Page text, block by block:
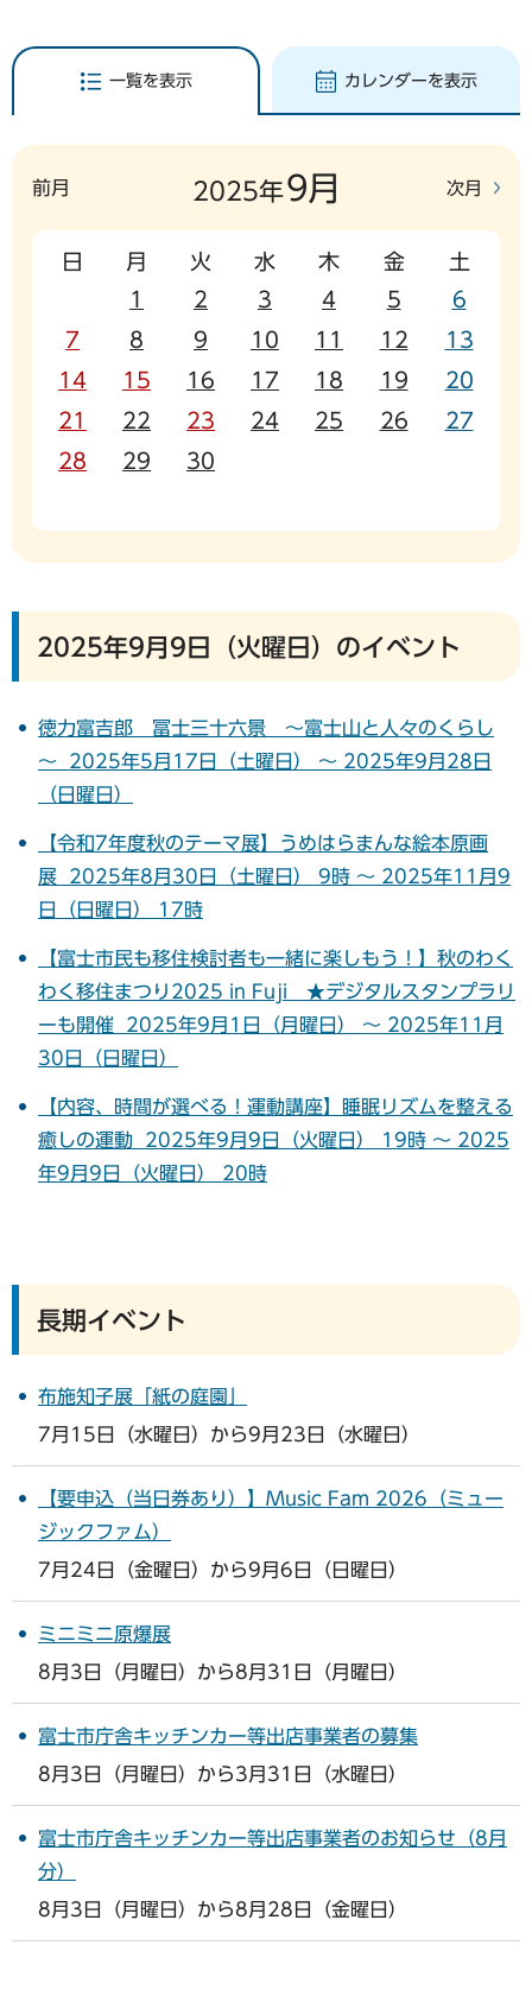
一覧を表示 カレンダーを表示
2025年9月
前月 次月
日 月 火 水 木 金
土
1
2 3 4 5
6
7
8 9 10 11 12
13
14
15 16 17 18 19
20
21
22 23 24 25 26
27
28
29 30
2025年9月9日（火曜日）のイベント
徳力富吉郎 冨士三十六景 ～富士山と人々のくらし
～ 2025年5月17日（土曜日） ～ 2025年9月28日
（日曜日）
【令和7年度秋のテーマ展】うめはらまんな絵本原画
展 2025年8月30日（土曜日） 9時 ～ 2025年11月9
日（日曜日） 17時
【富士市民も移住検討者も一緒に楽しもう！】秋のわく
わく移住まつり2025 in Fuji ★デジタルスタンプラリ
ーも開催 2025年9月1日（月曜日） ～ 2025年11月
30日（日曜日）
【内容、時間が選べる！運動講座】睡眠リズムを整える
癒しの運動 2025年9月9日（火曜日） 19時 ～ 2025
年9月9日（火曜日） 20時
長期イベント
布施知子展「紙の庭園」
7月15日（水曜日）から9月23日（水曜日）
【要申込（当日券あり）】Music Fam 2026（ミュー
ジックファム）
7月24日（金曜日）から9月6日（日曜日）
ミニミニ原爆展
8月3日（月曜日）から8月31日（月曜日）
富士市庁舎キッチンカー等出店事業者の募集
8月3日（月曜日）から3月31日（水曜日）
富士市庁舎キッチンカー等出店事業者のお知らせ（8月
分）
8月3日（月曜日）から8月28日（金曜日）